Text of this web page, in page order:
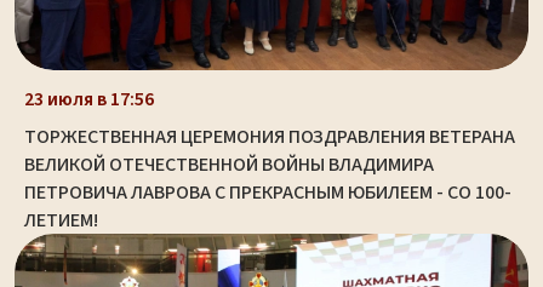
23 июля в 17:56
ТОРЖЕСТВЕННАЯ ЦЕРЕМОНИЯ ПОЗДРАВЛЕНИЯ ВЕТЕРАНА
ВЕЛИКОЙ ОТЕЧЕСТВЕННОЙ ВОЙНЫ ВЛАДИМИРА
ПЕТРОВИЧА ЛАВРОВА С ПРЕКРАСНЫМ ЮБИЛЕЕМ - СО 100-
ЛЕТИЕМ!